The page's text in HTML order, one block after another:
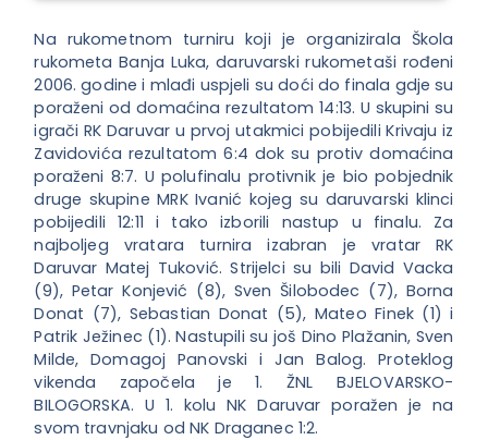
Na rukometnom turniru koji je organizirala Škola
rukometa Banja Luka, daruvarski rukometaši rođeni
2006. godine i mlađi uspjeli su doći do finala gdje su
poraženi od domaćina rezultatom 14:13. U skupini su
igrači RK Daruvar u prvoj utakmici pobijedili Krivaju iz
Zavidovića rezultatom 6:4 dok su protiv domaćina
poraženi 8:7. U polufinalu protivnik je bio pobjednik
druge skupine MRK Ivanić kojeg su daruvarski klinci
pobijedili 12:11 i tako izborili nastup u finalu. Za
najboljeg vratara turnira izabran je vratar RK
Daruvar Matej Tuković. Strijelci su bili David Vacka
(9), Petar Konjević (8), Sven Šilobodec (7), Borna
Donat (7), Sebastian Donat (5), Mateo Finek (1) i
Patrik Ježinec (1). Nastupili su još Dino Plažanin, Sven
Milde, Domagoj Panovski i Jan Balog. Proteklog
vikenda započela je 1. ŽNL BJELOVARSKO-
BILOGORSKA. U 1. kolu NK Daruvar poražen je na
svom travnjaku od NK Draganec 1:2.